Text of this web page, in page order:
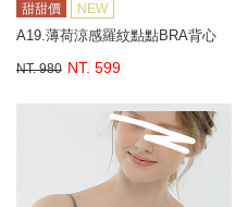
甜甜價 NEW
A19.薄荷涼感羅紋點點BRA背心
NT. 980 NT. 599